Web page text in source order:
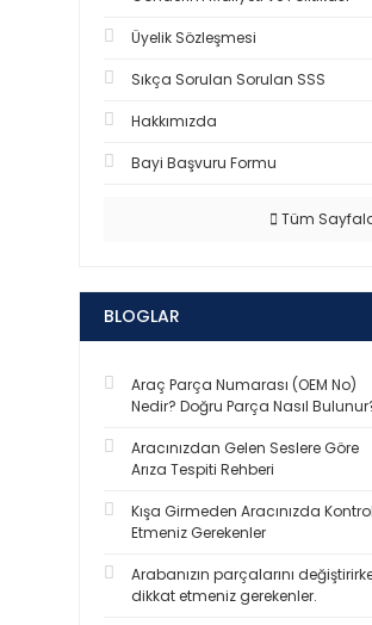
Üyelik Sözleşmesi
Sıkça Sorulan Sorulan SSS
Hakkımızda
Bayi Başvuru Formu
Tüm
BLOGLAR
Araç Parça Numarası (OEM No)
Nedir? Doğru Parça Nasıl
Aracınızdan Gelen Seslere Göre
Arıza Tespiti Rehberi
Kışa Girmeden Aracınızda Kontrol
Etmeniz Gerekenler
Arabanızın parçalarını
dikkat etmeniz gerekenler.